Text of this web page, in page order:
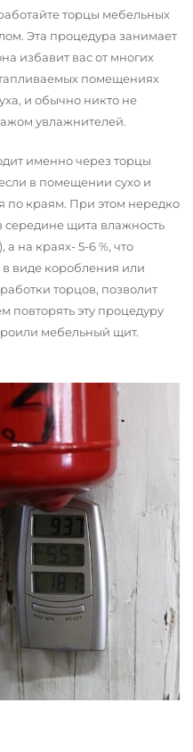
торцы мебельных
Эта процедура занимает
избавит вас от многих
помещениях
и обычно никто не
увлажнителей.
именно через торцы
в помещении сухо и
по краям. При этом нередко
середине щита влажность
а на краях- 5-6 %, что
виде коробления или
торцов, позволит
повторять эту процедуру
мебельный щит.